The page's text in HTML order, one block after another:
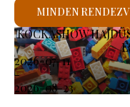
KOCKASHOW
2026-07-11
-
2026-08-23
MINDEN